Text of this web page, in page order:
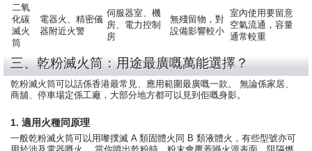
二氧
化碳
滅火
筒
電器火、精密儀
器附近火警
伺服器室、機
房、電力控制
房
無殘留物，對
設備影響較小
室內使用要留意
空氣流通，容量
通常較重
三、乾粉滅火筒：用途最廣嘅萬能選擇？
乾粉滅火筒可以話係香港最常見、應用範圍最廣嘅一款。 無論係家居、
商舖、停車場定係工廠，大部分地方都可以見到佢嘅身影。
1. 適用火種同原理
一般乾粉滅火筒可以用嚟撲滅 A 類固體火同 B 類液體火，有些型號亦可